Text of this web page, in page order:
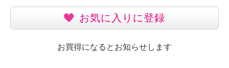
お気に入りに登録
お買得になるとお知らせします